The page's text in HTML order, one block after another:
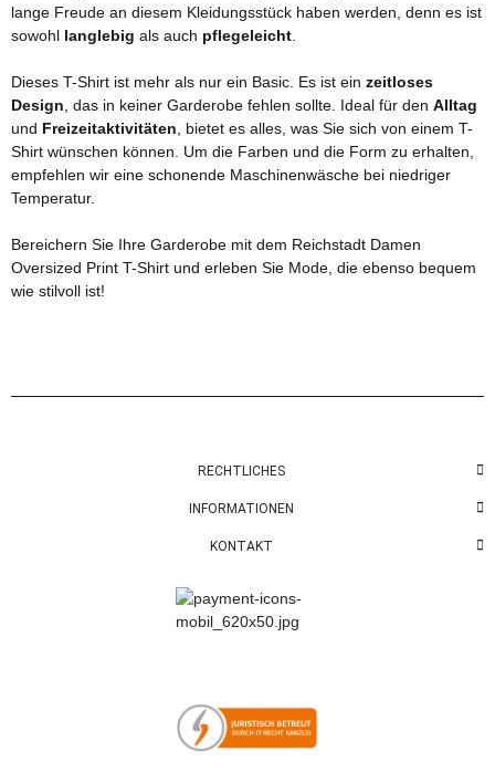
lange Freude an diesem Kleidungsstück haben werden, denn es ist
sowohl langlebig als auch pflegeleicht
Dieses T-Shirt ist mehr als nur ein Basic. Es ist ein zeitloses
Design , das in keiner Garderobe fehlen sollte. Ideal für den Alltag
und Freizeitaktivitäten , bietet es alles, was Sie sich von einem T-
Shirt wünschen können. Um die Farben und die Form zu erhalten,
empfehlen wir eine schonende Maschinenwäsche bei niedriger
Temperatur.
Bereichern Sie Ihre Garderobe mit dem Reichstadt Damen
Oversized Print T-Shirt und erleben Sie Mode, die ebenso bequem
wie stilvoll ist!
RECHTLICHES
INFORMATIONEN
KONTAKT